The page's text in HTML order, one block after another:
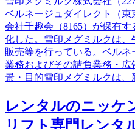
ベルネージュダイレクト（
会社千趣会（8165）が保有
化した。雪印メグミルクは、
販売等を行っている。ベル
業務およびその請負業務・
景・目的雪印メグミルクは、
レンタルのニッケ
リフト専門レンタ